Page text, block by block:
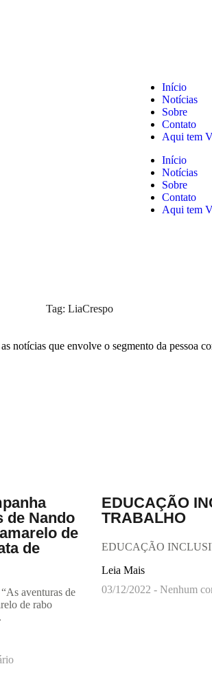
Início
Notícias
Sobre
Contato
Aqui tem
Início
Notícias
Sobre
Contato
Aqui tem
Tag: LiaCrespo
notícias que envolve o segmento da pessoa
de Nando
de
de
aventuras de
de rabo
EDUCAÇÃO
TRABALHO
EDUCAÇÃO
Leia Mais
03/12/2022
Nenhum